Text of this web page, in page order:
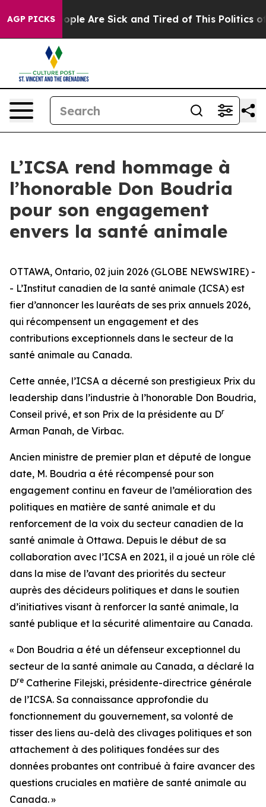
AGP PICKS“People Are Sick and Tired of This Politics of
L’ICSA rend hommage à
l’honorable Don Boudria
pour son engagement
envers la santé animale
OTTAWA, Ontario, 02 juin 2026 (GLOBE NEWSWIRE) -
- L’Institut canadien de la santé animale (ICSA) est
fier d’annoncer les lauréats de ses prix annuels 2026,
qui récompensent un engagement et des
contributions exceptionnels dans le secteur de la
santé animale au Canada.
Cette année, l’ICSA a décerné son prestigieux Prix du
leadership dans l’industrie à l’honorable Don Boudria,
Conseil privé, et son Prix de la présidente au Dr
Arman Panah, de Virbac.
Ancien ministre de premier plan et député de longue
date, M. Boudria a été récompensé pour son
engagement continu en faveur de l’amélioration des
politiques en matière de santé animale et du
renforcement de la voix du secteur canadien de la
santé animale à Ottawa. Depuis le début de sa
collaboration avec l’ICSA en 2021, il a joué un rôle clé
dans la mise de l’avant des priorités du secteur
auprès des décideurs politiques et dans le soutien
d’initiatives visant à renforcer la santé animale, la
santé publique et la sécurité alimentaire au Canada.
« Don Boudria a été un défenseur exceptionnel du
secteur de la santé animale au Canada, a déclaré la
Dre Catherine Filejski, présidente-directrice générale
de l’ICSA. Sa connaissance approfondie du
fonctionnement du gouvernement, sa volonté de
tisser des liens au-delà des clivages politiques et son
attachement à des politiques fondées sur des
données probantes ont contribué à faire avancer des
questions cruciales en matière de santé animale au
Canada. »